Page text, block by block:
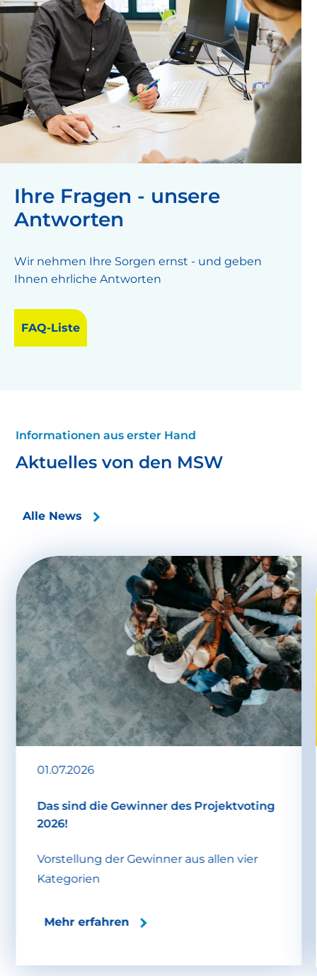
Ihre Fragen - unsere
Antworten
Wir nehmen Ihre Sorgen ernst - und geben
Ihnen ehrliche Antworten
FAQ-Liste
Aktuelles von den MSW
Informationen aus erster Hand
Alle News
Das sind die Gewinner des Projektvoting
2026!
Vorstellung der Gewinner aus allen vier
Kategorien
01.07.2026
Mehr erfahren